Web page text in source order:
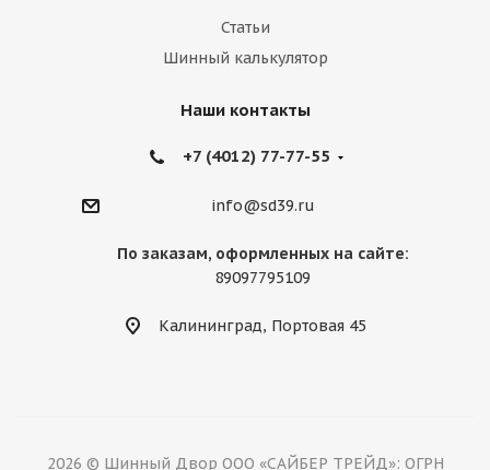
Статьи
Шинный калькулятор
Наши контакты
+7 (4012) 77-77-55
info@sd39.ru
По заказам, оформленных на сайте:
89097795109
Калининград, Портовая 45
2026 © Шинный Двор ООО «САЙБЕР ТРЕЙД»: ОГРН